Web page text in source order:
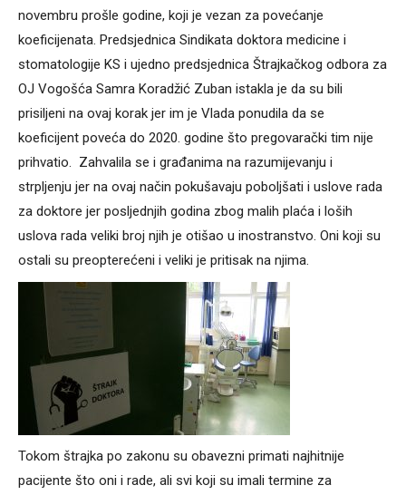
novembru prošle godine, koji je vezan za povećanje
koeficijenata. Predsjednica Sindikata doktora medicine i
stomatologije KS i ujedno predsjednica Štrajkačkog odbora za
OJ Vogošća Samra Koradžić Zuban istakla je da su bili
prisiljeni na ovaj korak jer im je Vlada ponudila da se
koeficijent poveća do 2020. godine što pregovarački tim nije
prihvatio. Zahvalila se i građanima na razumijevanju i
strpljenju jer na ovaj način pokušavaju poboljšati i uslove rada
za doktore jer posljednjih godina zbog malih plaća i loših
uslova rada veliki broj njih je otišao u inostranstvo. Oni koji su
ostali su preopterećeni i veliki je pritisak na njima.
Tokom štrajka po zakonu su obavezni primati najhitnije
pacijente što oni i rade, ali svi koji su imali termine za